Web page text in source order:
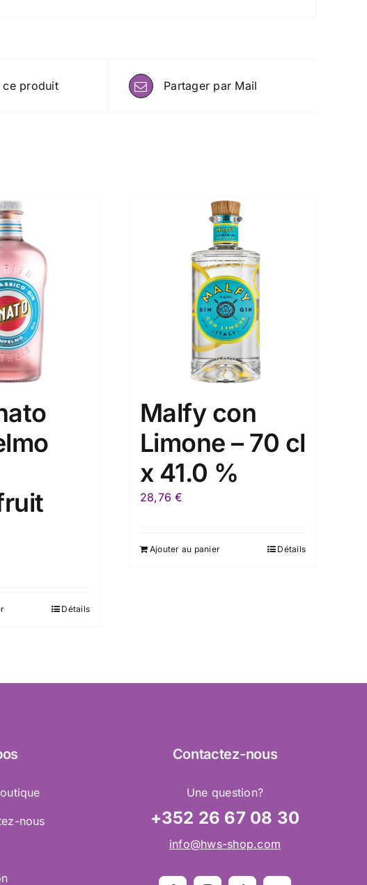
ce produit Partager par Mail
Détails
Malfy con
Limone – 70 cl
x 41.0 %
28,76€
Ajouter au panier Détails
nous
Contactez-nous
Une question?
+352 26 67 08 30
info@hws-shop.com